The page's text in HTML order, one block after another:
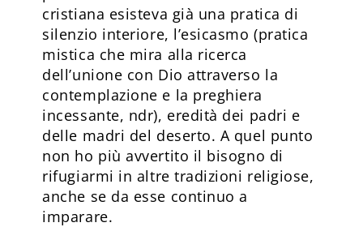
cristiana esisteva già una pratica di
silenzio interiore, l’esicasmo (pratica
mistica che mira alla ricerca
dell’unione con Dio attraverso la
contemplazione e la preghiera
incessante, ndr), eredità dei padri e
delle madri del deserto. A quel punto
non ho più avvertito il bisogno di
rifugiarmi in altre tradizioni religiose,
anche se da esse continuo a
imparare.